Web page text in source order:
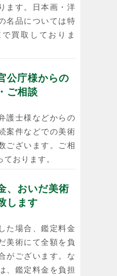
ます。日本画・洋
名品については特
買取しておりま
公庁様からの
ご相談
護士様などからの
案件などでの美術
ございます。ご相
おります。
、おいだ美術
します
た場合、鑑定料金
美術にて全額を負
がございます。な
、鑑定料金を負担